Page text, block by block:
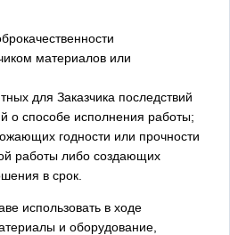
материалов или
для Заказчика последствий
о способе исполнения работы;
годности или прочности
работы либо создающих
в срок.
использовать в ходе
и оборудование,